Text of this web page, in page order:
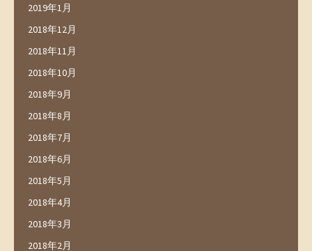
2019年1月
2018年12月
2018年11月
2018年10月
2018年9月
2018年8月
2018年7月
2018年6月
2018年5月
2018年4月
2018年3月
2018年2月